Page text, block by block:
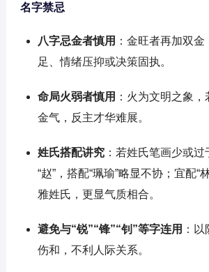
名字禁忌
八字忌金者慎用 ：金旺者再加双
足、情绪压抑或决策固执。
命局火弱者慎用 ：火为文明之象
金气，反主才华难展。
姓氏搭配讲究：若姓氏笔画少或过
“赵”，搭配“珮瑜”略显不协；宜配“林
雅姓氏，更显气质相合。
避免与“锐”“锋”“钊”等字连用 ：
伤和，不利人际关系。